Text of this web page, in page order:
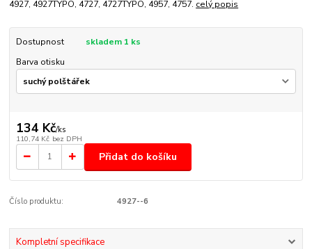
4927, 4927TYPO, 4727, 4727TYPO, 4957, 4757. celý popis
Dostupnost
skladem 1 ks
Barva otisku
134 Kč/ks
110,74 Kč bez DPH
Přidat do košíku
Číslo produktu: 4927--6
Kompletní specifikace